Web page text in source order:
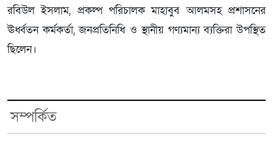
রবিউল ইসলাম, প্রকল্প পরিচালক মাহাবুব আলমসহ প্রশাসনের
ঊর্ধ্বতন কর্মকর্তা, জনপ্রতিনিধি ও স্থানীয় গণ্যমান্য ব্যক্তিরা উপস্থিত
ছিলেন।
সম্পর্কিত